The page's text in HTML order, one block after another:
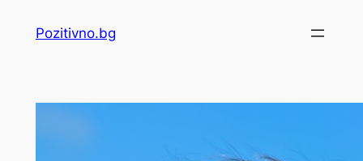
Pozitivno.bg